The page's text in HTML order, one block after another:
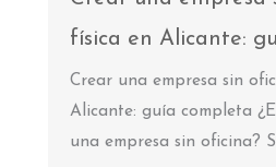
física en Alicante:
Crear una empresa sin
Alicante: guía completa
una empresa sin oficina?